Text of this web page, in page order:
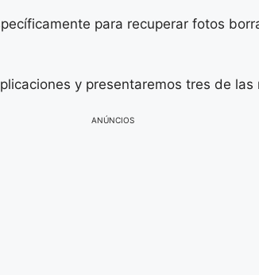
para recuperar fotos
y presentaremos tres de
ANÚNCIOS